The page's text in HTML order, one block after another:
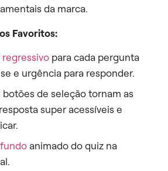
da marca.
Favoritos:
para cada pergunta
e urgência para responder.
botões de seleção tornam as
super acessíveis e
animado do quiz na